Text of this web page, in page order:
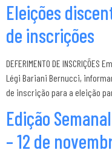
Eleições
de inscrições
DEFERIMENTO DE
Légi Bariani Bernucci,
de inscrição para a eleição
Edição
– 12 de